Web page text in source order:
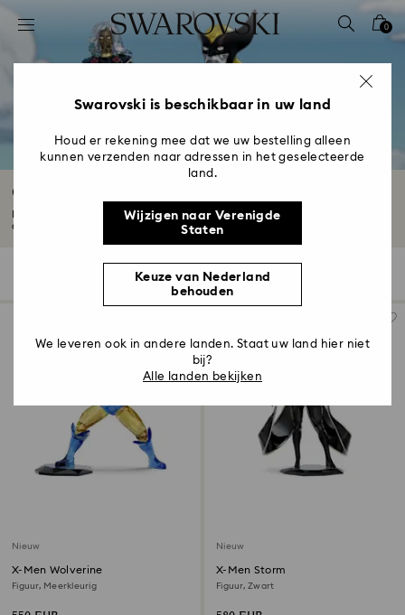
Lijst met toegangscodes
0 - Koptekst
2 - Voettekst
4 - Zoekresultaten
0
Collectie Marvel-figuurtjes en -accessoires
Haal uw favoriete Marvel-personages in huis met onze schitterende
cadeaucollectie...
Filter
Filter
Nieuw
X-Men Wolverine
Figuur, Meerkleurig
Nieuw
X-Men Storm
Figuur, Zwart
Swarovski is beschikbaar in uw land
Houd er rekening mee dat we uw bestelling alleen
kunnen verzenden naar adressen in het geselecteerde
land.
Wijzigen naar Verenigde
Staten
Keuze van Nederland
behouden
We leveren ook in andere landen. Staat uw land hier niet
bij?
Alle landen bekijken